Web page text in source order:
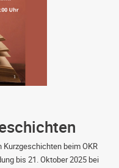
Kurzgeschichten beim OKR
bis 21. Oktober 2025 bei